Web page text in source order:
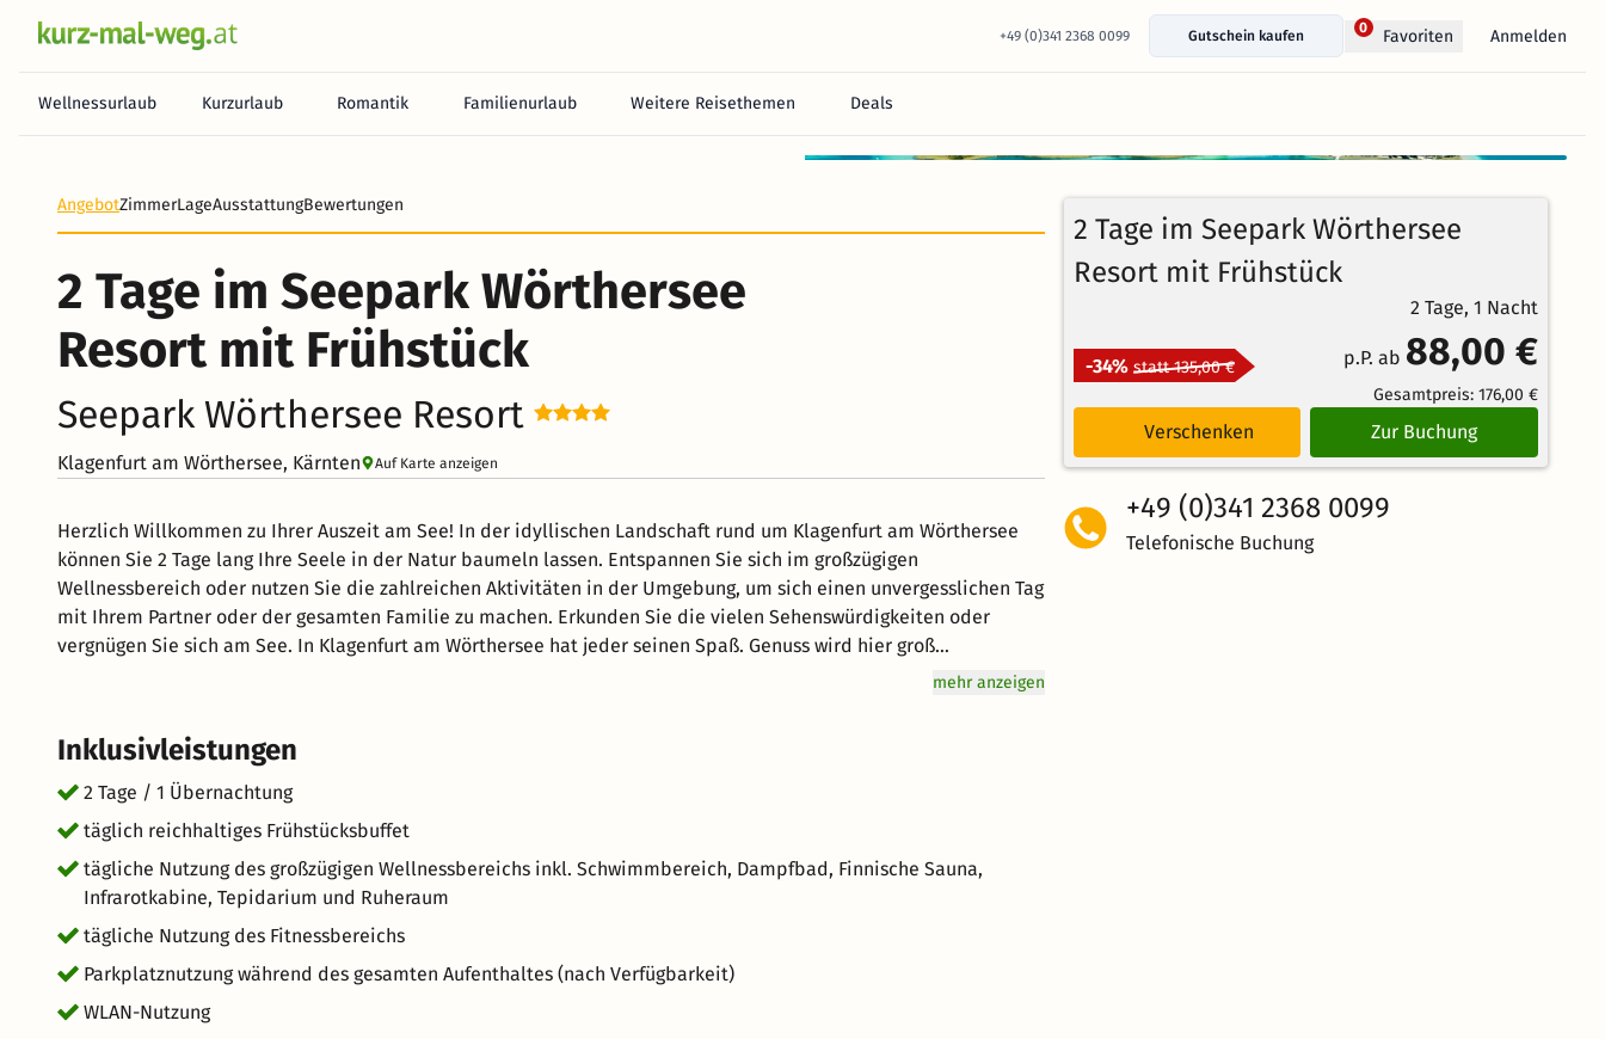
+49 (0)341 2368 0099 Gutschein kaufen
0 Favoriten Anmelden
Wellnessurlaub Kurzurlaub Romantik Familienurlaub Weitere Reisethemen Deals
100%
Weiterempfehlung
Bewertungen
AngebotZimmerLageAusstattungBewertungen
2 Tage im Seepark Wörthersee
Resort mit Frühstück
Seepark Wörthersee Resort
Klagenfurt am Wörthersee, Kärnten Auf Karte anzeigen
Herzlich Willkommen zu Ihrer Auszeit am See! In der idyllischen Landschaft rund um Klagenfurt am Wörthersee
können Sie 2 Tage lang Ihre Seele in der Natur baumeln lassen. Entspannen Sie sich im großzügigen
Wellnessbereich oder nutzen Sie die zahlreichen Aktivitäten in der Umgebung, um sich einen unvergesslichen Tag
mit Ihrem Partner oder der gesamten Familie zu machen. Erkunden Sie die vielen Sehenswürdigkeiten oder
vergnügen Sie sich am See. In Klagenfurt am Wörthersee hat jeder seinen Spaß. Genuss wird hier groß
geschrieben: Starten Sie mit einem reichhaltigen Frühstücksbuffet für Genießer vital in den Tag. Freuen Sie sich
wünscht Ihnen einen großartigen Aufenthalt im schönen Klagenfurt am Wörthersee.
mehr anzeigen
Inklusivleistungen
2 Tage / 1 Übernachtung
täglich reichhaltiges Frühstücksbuffet
tägliche Nutzung des großzügigen Wellnessbereichs inkl. Schwimmbereich, Dampfbad, Finnische Sauna,
Infrarotkabine, Tepidarium und Ruheraum
tägliche Nutzung des Fitnessbereichs
Parkplatznutzung während des gesamten Aufenthaltes (nach Verfügbarkeit)
WLAN-Nutzung
2 Tage im Seepark Wörthersee
Resort mit Frühstück
2 Tage, 1 Nacht
-34% statt 135,00 € p.P. ab 88,00 €
Gesamtpreis: 176,00 €
Verschenken Zur Buchung
+49 (0)341 2368 0099
Telefonische Buchung